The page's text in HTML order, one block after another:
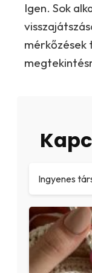
Igen. Sok
mérkőzések
Ingyenes